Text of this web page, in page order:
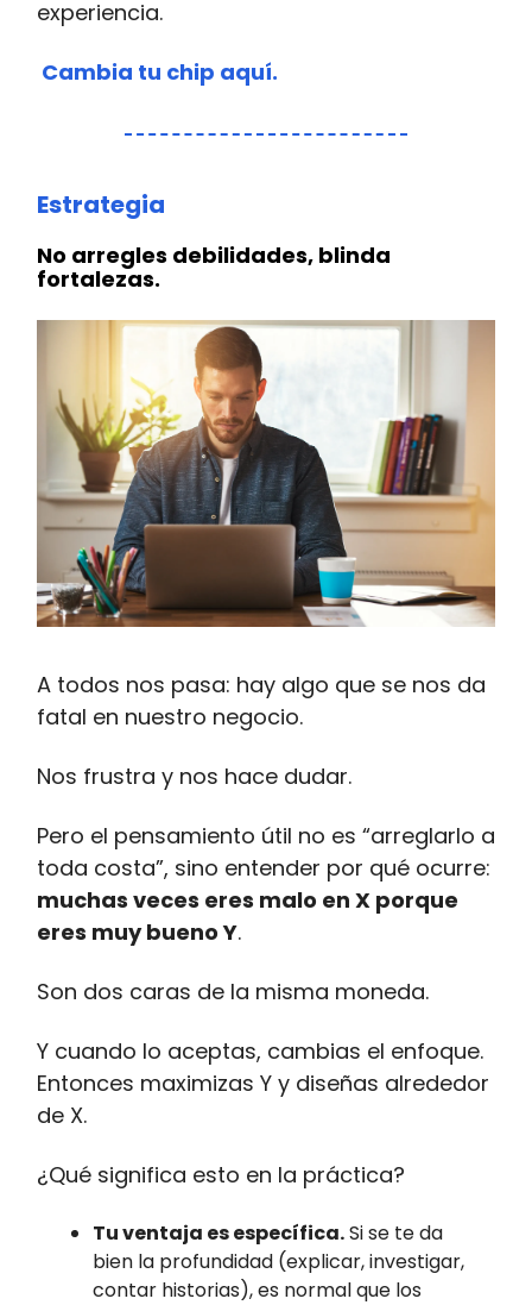
experiencia.
Cambia tu chip aquí.
Estrategia
No arregles debilidades, blinda
fortalezas.
A todos nos pasa: hay algo que se nos da
fatal en nuestro negocio.
Nos frustra y nos hace dudar.
Pero el pensamiento útil no es “arreglarlo a
toda costa”, sino entender por qué ocurre:
muchas veces eres malo en X porque
eres muy bueno Y.
Son dos caras de la misma moneda.
Y cuando lo aceptas, cambias el enfoque.
Entonces maximizas Y y diseñas alrededor
de X.
¿Qué significa esto en la práctica?
Tu ventaja es específica.Si se te da
bien la profundidad (explicar, investigar,
contar historias), es normal que los